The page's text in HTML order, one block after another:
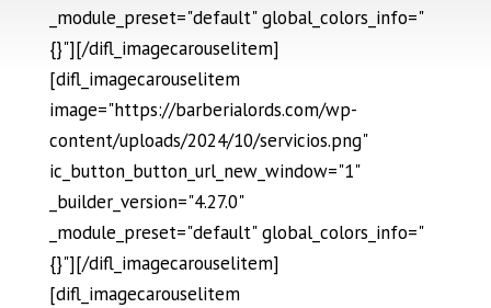
_module_preset="default" global_colors_info="
{}"][/difl_imagecarouselitem]
[difl_imagecarouselitem
image="https://barberialords.com/wp-
content/uploads/2024/10/servicios.png"
ic_button_button_url_new_window="1"
_builder_version="4.27.0"
_module_preset="default" global_colors_info="
{}"][/difl_imagecarouselitem]
[difl_imagecarouselitem